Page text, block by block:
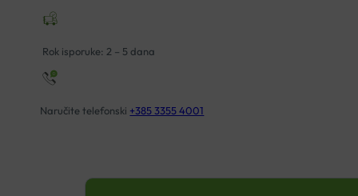
Rok isporuke: 2 – 5 dana
Naručite telefonski +385 3355 4001